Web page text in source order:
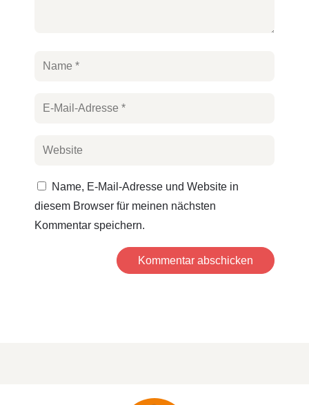
Name, E-Mail-Adresse und Website in
diesem Browser für meinen nächsten
Kommentar speichern.
Kommentar abschicken